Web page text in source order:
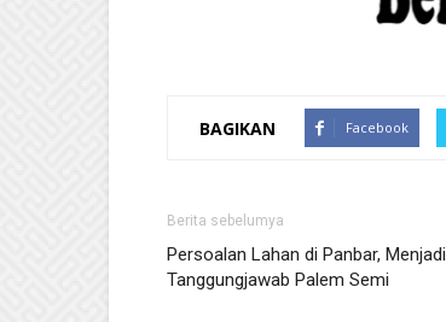
BAGIKAN Facebook
Berita sebelumya
Persoalan Lahan di Panbar, Menjadi
Tanggungjawab Palem Semi